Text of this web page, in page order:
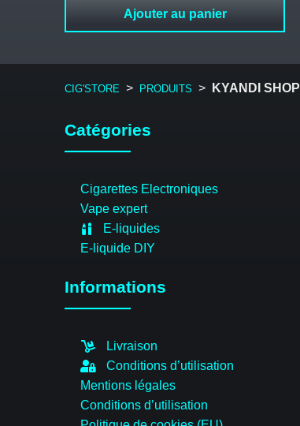
Ajouter au panier
CIG'STORE > PRODUITS > KYANDI SHOP
Catégories
Cigarettes Electroniques
Vape expert
E-liquides
E-liquide DIY
Informations
Livraison
Conditions d’utilisation
Mentions légales
Conditions d’utilisation